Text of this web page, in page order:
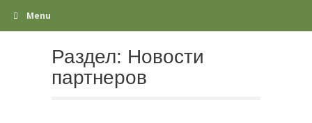
Menu
Раздел: Новости
партнеров